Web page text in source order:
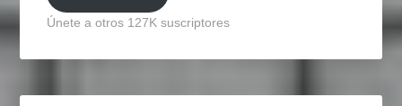
Únete a otros 127K suscriptores